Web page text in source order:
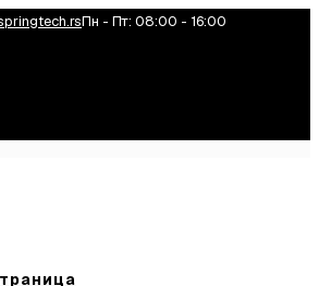
Пн - Пт: 08:00 - 16:00